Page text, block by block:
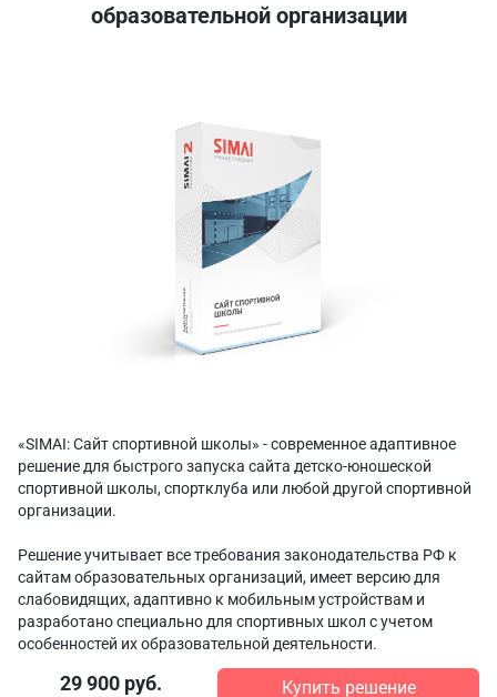
образовательной организации
«SIMAI: Сайт спортивной школы» - современное адаптивное
решение для быстрого запуска сайта детско-юношеской
спортивной школы, спортклуба или любой другой спортивной
организации.
Решение учитывает все требования законодательства РФ к
сайтам образовательных организаций, имеет версию для
слабовидящих, адаптивно к мобильным устройствам и
разработано специально для спортивных школ с учетом
особенностей их образовательной деятельности.
29 900 руб. Купить решение